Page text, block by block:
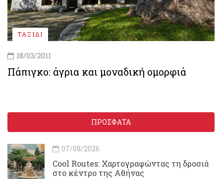
ΤΑΞΙΔΙ
18/03/2011
Πάπιγκο: άγρια και μοναδική ομορφιά
ΠΡΟΣΦΑΤΑ
07/08/2026
Cool Routes: Χαρτογραφώντας τη δροσιά
στο κέντρο της Αθήνας